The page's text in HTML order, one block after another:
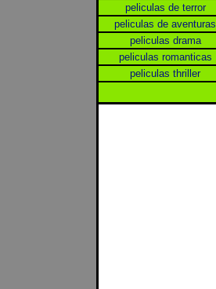
peliculas de terror
peliculas de aventuras
peliculas drama
peliculas romanticas
peliculas thriller